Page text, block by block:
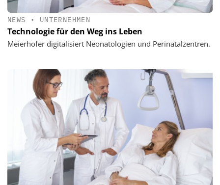
NEWS • UNTERNEHMEN
Technologie für den Weg ins Leben
Meierhofer digitalisiert Neonatologien und Perinatalzentren.